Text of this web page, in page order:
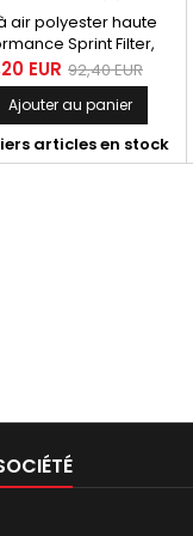
air polyester haute
Sprint Filter,
PM114S pour
KLV 1000 (04-),
650 V Strom (03-06),
V Strom (02-10)
EUR 92,40 EUR
Ajouter au panier
articles en stock